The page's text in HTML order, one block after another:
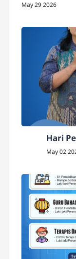
May 29 2026
Hari
May 02